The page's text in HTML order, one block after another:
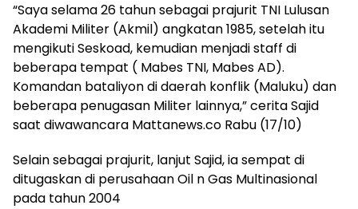
“Saya selama 26 tahun sebagai prajurit TNI Lulusan
Akademi Militer (Akmil) angkatan 1985, setelah itu
mengikuti Seskoad, kemudian menjadi staff di
beberapa tempat ( Mabes TNI, Mabes AD).
Komandan bataliyon di daerah konflik (Maluku) dan
beberapa penugasan Militer lainnya,” cerita Sajid
saat diwawancara Mattanews.co Rabu (17/10)
Selain sebagai prajurit, lanjut Sajid, ia sempat di
ditugaskan di perusahaan Oil n Gas Multinasional
pada tahun 2004